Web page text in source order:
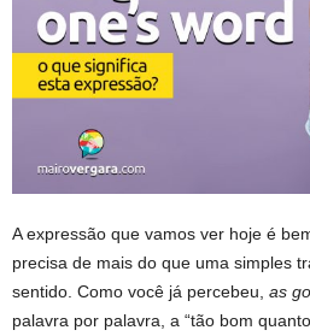
A expressão que vamos ver hoje é
precisa de mais do que uma simples
sentido. Como você já percebeu, as
palavra por palavra, a “tão bom